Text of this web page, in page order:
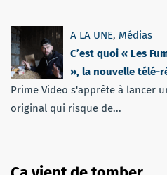
A LA UNE, Médias
C’est quoi « Les
», la nouvelle télé-
Prime Video s'apprête à lancer
original qui risque de...